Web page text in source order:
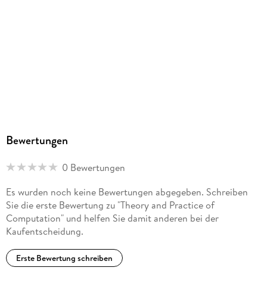
Bewertungen
0 Bewertungen
Es wurden noch keine Bewertungen abgegeben. Schreiben
Sie die erste Bewertung zu "Theory and Practice of
Computation" und helfen Sie damit anderen bei der
Kaufentscheidung.
Erste Bewertung schreiben